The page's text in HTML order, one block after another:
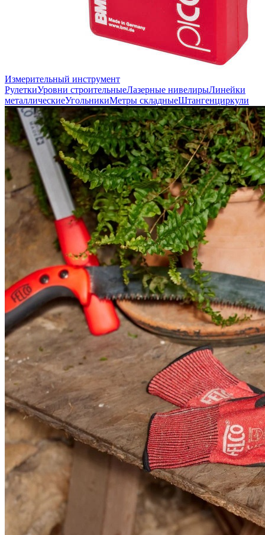
Измерительный инструмент
РулеткиУровни строительныеЛазерные нивелирыЛинейки
металлическиеУгольникиМетры складныеШтангенциркули